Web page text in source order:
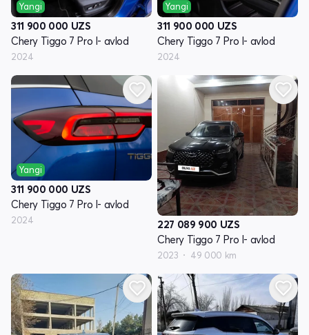
Yangi
311 900 000 UZS
Chery Tiggo 7 Pro I- avlod
2024
Yangi
311 900 000 UZS
Chery Tiggo 7 Pro I- avlod
2024
Yangi
311 900 000 UZS
Chery Tiggo 7 Pro I- avlod
2024 227 089 900 UZS
Chery Tiggo 7 Pro I- avlod
2023 49 000 km